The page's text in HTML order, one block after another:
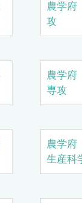
農学
攻
農学
専攻
農学
生産科